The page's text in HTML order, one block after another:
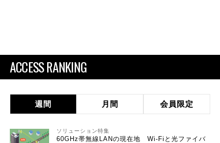
ACCESS RANKING
週間 月間 会員限定
ソリューション特集
60GHz帯無線LANの現在地 Wi-Fiと光ファイバ